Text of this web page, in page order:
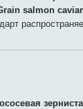
salmon